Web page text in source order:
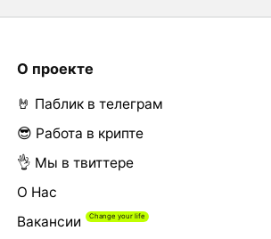
О проекте
🤘 Паблик в телеграм
😎 Работа в крипте
👌 Мы в твиттере
О Нас
Вакансии